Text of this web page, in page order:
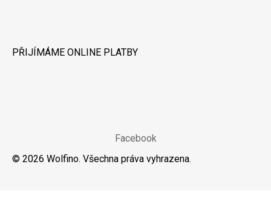
PŘIJÍMÁME ONLINE PLATBY
Facebook
© 2026 Wolfino. Všechna práva vyhrazena.